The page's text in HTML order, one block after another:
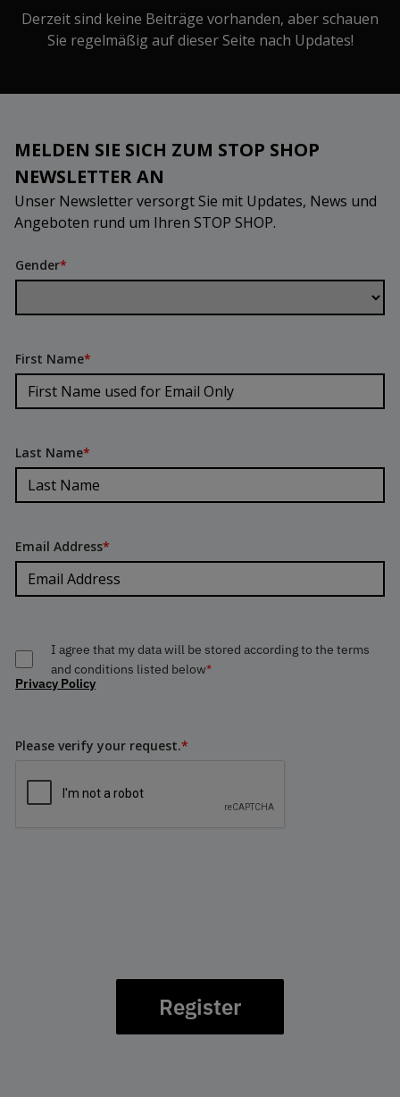
Derzeit sind keine Beiträge vorhanden, aber schauen
Sie regelmäßig auf dieser Seite nach Updates!
MELDEN SIE SICH ZUM STOP SHOP
NEWSLETTER AN
Unser Newsletter versorgt Sie mit Updates, News und
Angeboten rund um Ihren STOP SHOP.
Gender*
First Name*
Last Name*
Email Address*
I agree that my data will be stored according to the terms
and conditions listed below*
Privacy Policy
Please verify your request.*
Register